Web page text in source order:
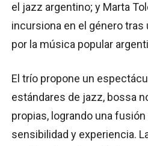
el jazz argentino; y Marta
incursiona en el género
por la música popular
El trío propone un
estándares de jazz, bossa
propias, logrando una
sensibilidad y experiencia.